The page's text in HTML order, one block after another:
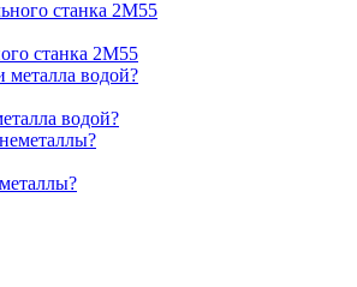
станка 2М55
водой?